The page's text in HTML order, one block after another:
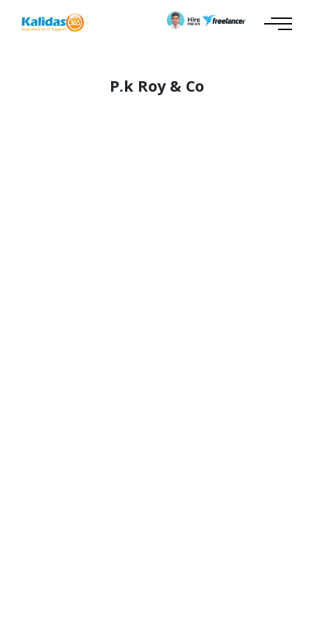
P.k Roy & Co